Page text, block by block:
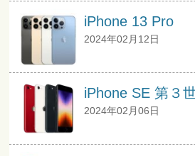
iPhone 13 Pro
2024年02月12日
iPhone SE 第３
2024年02月06日